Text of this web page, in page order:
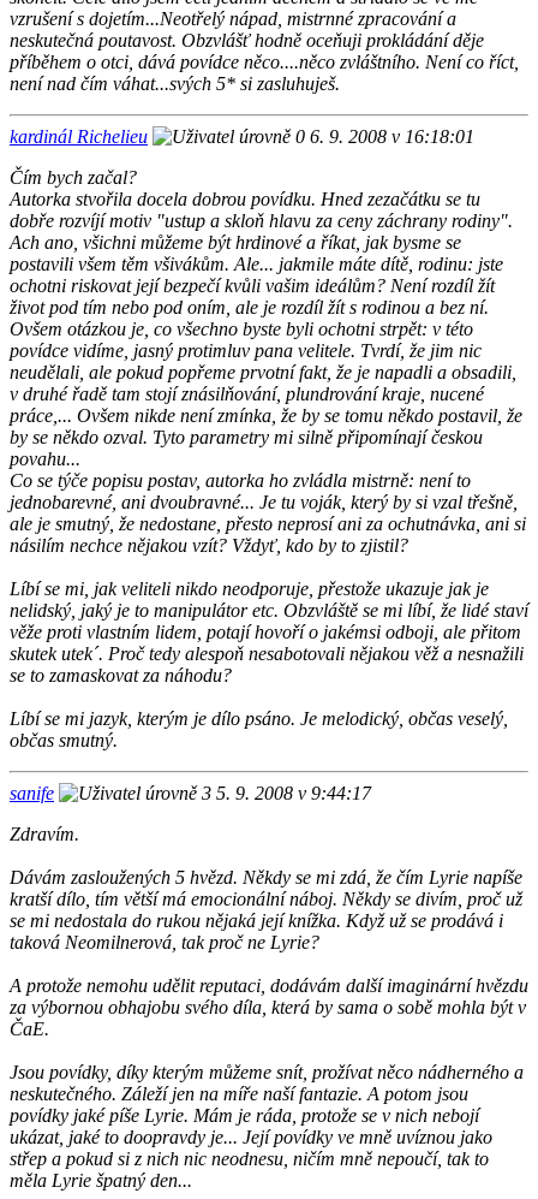
vzrušení s dojetím...Neotřelý nápad, mistrnné zpracování a
neskutečná poutavost. Obzvlášť hodně oceňuji prokládání děje
příběhem o otci, dává povídce něco....něco zvláštního. Není co říct,
není nad čím váhat...svých 5* si zasluhuješ.
kardinál Richelieu
6. 9. 2008 v 16:18:01
Čím bych začal?
Autorka stvořila docela dobrou povídku. Hned zezačátku se tu
dobře rozvíjí motiv "ustup a skloň hlavu za ceny záchrany rodiny".
Ach ano, všichni můžeme být hrdinové a říkat, jak bysme se
postavili všem těm všivákům. Ale... jakmile máte dítě, rodinu: jste
ochotni riskovat její bezpečí kvůli vašim ideálům? Není rozdíl žít
život pod tím nebo pod oním, ale je rozdíl žít s rodinou a bez ní.
Ovšem otázkou je, co všechno byste byli ochotni strpět: v této
povídce vidíme, jasný protimluv pana velitele. Tvrdí, že jim nic
neudělali, ale pokud popřeme prvotní fakt, že je napadli a obsadili,
v druhé řadě tam stojí znásilňování, plundrování kraje, nucené
práce,... Ovšem nikde není zmínka, že by se tomu někdo postavil, že
by se někdo ozval. Tyto parametry mi silně připomínají českou
povahu...
Co se týče popisu postav, autorka ho zvládla mistrně: není to
jednobarevné, ani dvoubravné... Je tu voják, který by si vzal třešně,
ale je smutný, že nedostane, přesto neprosí ani za ochutnávka, ani si
násilím nechce nějakou vzít? Vždyť, kdo by to zjistil?
Líbí se mi, jak veliteli nikdo neodporuje, přestože ukazuje jak je
nelidský, jaký je to manipulátor etc. Obzvláště se mi líbí, že lidé staví
věže proti vlastním lidem, potají hovoří o jakémsi odboji, ale přitom
skutek utek´. Proč tedy alespoň nesabotovali nějakou věž a nesnažili
se to zamaskovat za náhodu?
Líbí se mi jazyk, kterým je dílo psáno. Je melodický, občas veselý,
občas smutný.
sanife
5. 9. 2008 v 9:44:17
Zdravím.
Dávám zasloužených 5 hvězd. Někdy se mi zdá, že čím Lyrie napíše
kratší dílo, tím větší má emocionální náboj. Někdy se divím, proč už
se mi nedostala do rukou nějaká její knížka. Když už se prodává i
taková Neomilnerová, tak proč ne Lyrie?
A protože nemohu udělit reputaci, dodávám další imaginární hvězdu
za výbornou obhajobu svého díla, která by sama o sobě mohla být v
ČaE.
Jsou povídky, díky kterým můžeme snít, prožívat něco nádherného a
neskutečného. Záleží jen na míře naší fantazie. A potom jsou
povídky jaké píše Lyrie. Mám je ráda, protože se v nich nebojí
ukázat, jaké to doopravdy je... Její povídky ve mně uvíznou jako
střep a pokud si z nich nic neodnesu, ničím mně nepoučí, tak to
měla Lyrie špatný den...